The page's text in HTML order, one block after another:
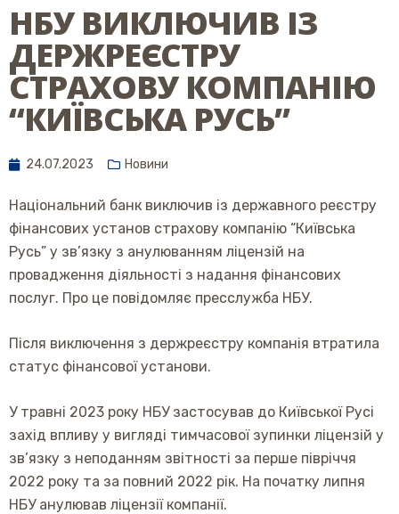
НБУ ВИКЛЮЧИВ ІЗ
ДЕРЖРЕЄСТРУ
СТРАХОВУ КОМПАНІЮ
“КИЇВСЬКА РУСЬ”
24.07.2023 Новини
Національний банк виключив із державного реєстру
фінансових установ страхову компанію “Київська
Русь” у зв’язку з анулюванням ліцензій на
провадження діяльності з надання фінансових
послуг. Про це повідомляє пресслужба НБУ.
Після виключення з держреєстру компанія втратила
статус фінансової установи.
У травні 2023 року НБУ застосував до Київської Русі
захід впливу у вигляді тимчасової зупинки ліцензій у
зв’язку з неподанням звітності за перше півріччя
2022 року та за повний 2022 рік. На початку липня
НБУ анулював ліцензії компанії.